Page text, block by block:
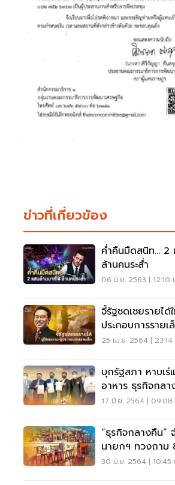
ข่าวที่เกี่ยวข้อง
คํ่าคืนมืดสนิท... 2 แสนล้านบาท 4
ล้านคนระสํ่า
06 มิ.ย. 2563 | 12:10
จี้รัฐชดเชยรายได้
ประกอบการราย
ปิดกิจการชั่วคราว
25 เม.ย. 2564 | 23:14
บุกรัฐสภา หาบเ
อาหาร ธุรกิจกล
วิดไม่ไหว ช่วยเ
17 มิ.ย. 2564 | 09:08
“ธุรกิจกลางคืน”
นายกฯ ทวงถาม
ปลดล็อค-เยียวยา
30 มิ.ย. 2564 | 10:45